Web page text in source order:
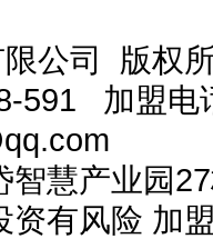
限公司 版
591 加盟电
智慧产业园
资有风险 加